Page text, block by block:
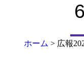
ホーム > 広報